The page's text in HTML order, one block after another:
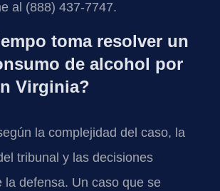
al (888) 437-7747.
toma resolver un
de alcohol por
Virginia?
la complejidad del caso, la
tribunal y las decisiones
la defensa. Un caso que se